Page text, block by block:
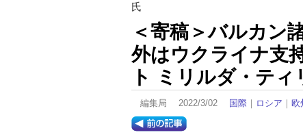
氏
＜寄稿＞バルカン
外はウクライナ支
ト ミリルダ・ティ
編集局 2022/3/02 国際 ｜ ロシア ｜ 欧